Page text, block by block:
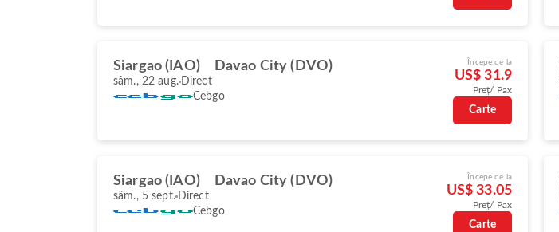
Siargao (IAO) Davao City (DVO)
sâm., 22 aug. Direct
Cebgo
Începe de la
US$ 31.9
Preț/ Pax
Carte
Siargao (IAO) Davao City (DVO)
sâm., 5 sept. Direct
Cebgo
Începe de la
US$ 33.05
Preț/ Pax
Carte